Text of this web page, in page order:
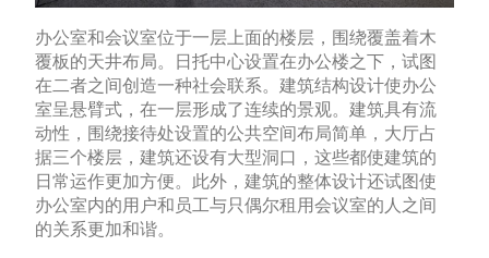
办公室和会议室位于一层上面的楼层，围绕覆盖着木
覆板的天井布局。日托中心设置在办公楼之下，试图
在二者之间创造一种社会联系。建筑结构设计使办公
室呈悬臂式，在一层形成了连续的景观。建筑具有流
动性，围绕接待处设置的公共空间布局简单，大厅占
据三个楼层，建筑还设有大型洞口，这些都使建筑的
日常运作更加方便。此外，建筑的整体设计还试图使
办公室内的用户和员工与只偶尔租用会议室的人之间
的关系更加和谐。